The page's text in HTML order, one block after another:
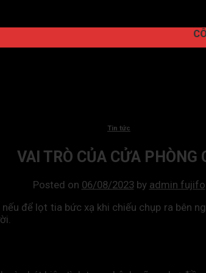
CÔNG
Tin tức
VAI TRÒ CỦA CỬA PHÒNG
Posted on 06/08/2023by admin fujifo
để lọt tia bức xạ khi chiếu chụp ra bên